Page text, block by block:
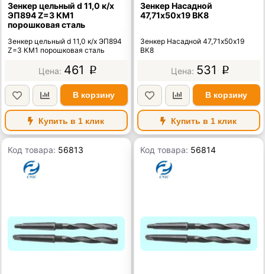
Зенкер цельный d 11,0 к/х
ЭП894 Z=3 КМ1
порошковая сталь
Зенкер цельный d 11,0 к/х ЭП894
Z=3 КМ1 порошковая сталь
461 p
В корзину
Купить в 1 клик
Зенкер Насадной
47,71х50х19 ВК8
Зенкер Насадной 47,71х50х19
ВК8
531 p
В корзину
Купить в 1 клик
Код товара: 56813 Код товара: 56814